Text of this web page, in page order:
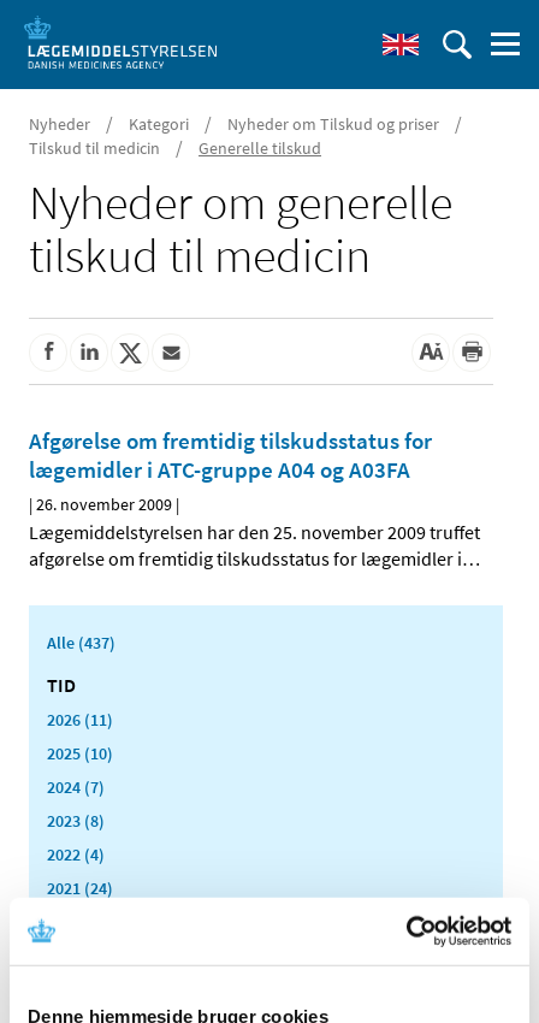
Denne hjemmeside bruger cookies
Nyheder / Kategori / Nyheder om Tilskud og priser /
Tilskud til medicin / Generelle tilskud
Nyheder om generelle
tilskud til medicin
Afgørelse om fremtidig tilskudsstatus for
lægemidler i ATC-gruppe A04 og A03FA
|26. november 2009 |
Lægemiddelstyrelsen har den 25. november 2009 truffet
afgørelse om fremtidig tilskudsstatus for lægemidler i…
Alle (437)
TID
2026 (11)
2025 (10)
2024 (7)
2023 (8)
2022 (4)
2021 (24)
2020 (7)